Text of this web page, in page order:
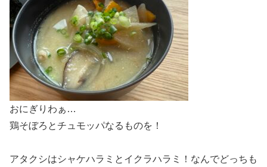
おにぎりわぁ…
鶏そぼろとチュモッパなるものを！
アタクシはシャケハラミとイクラハラミ！なんでどっちも